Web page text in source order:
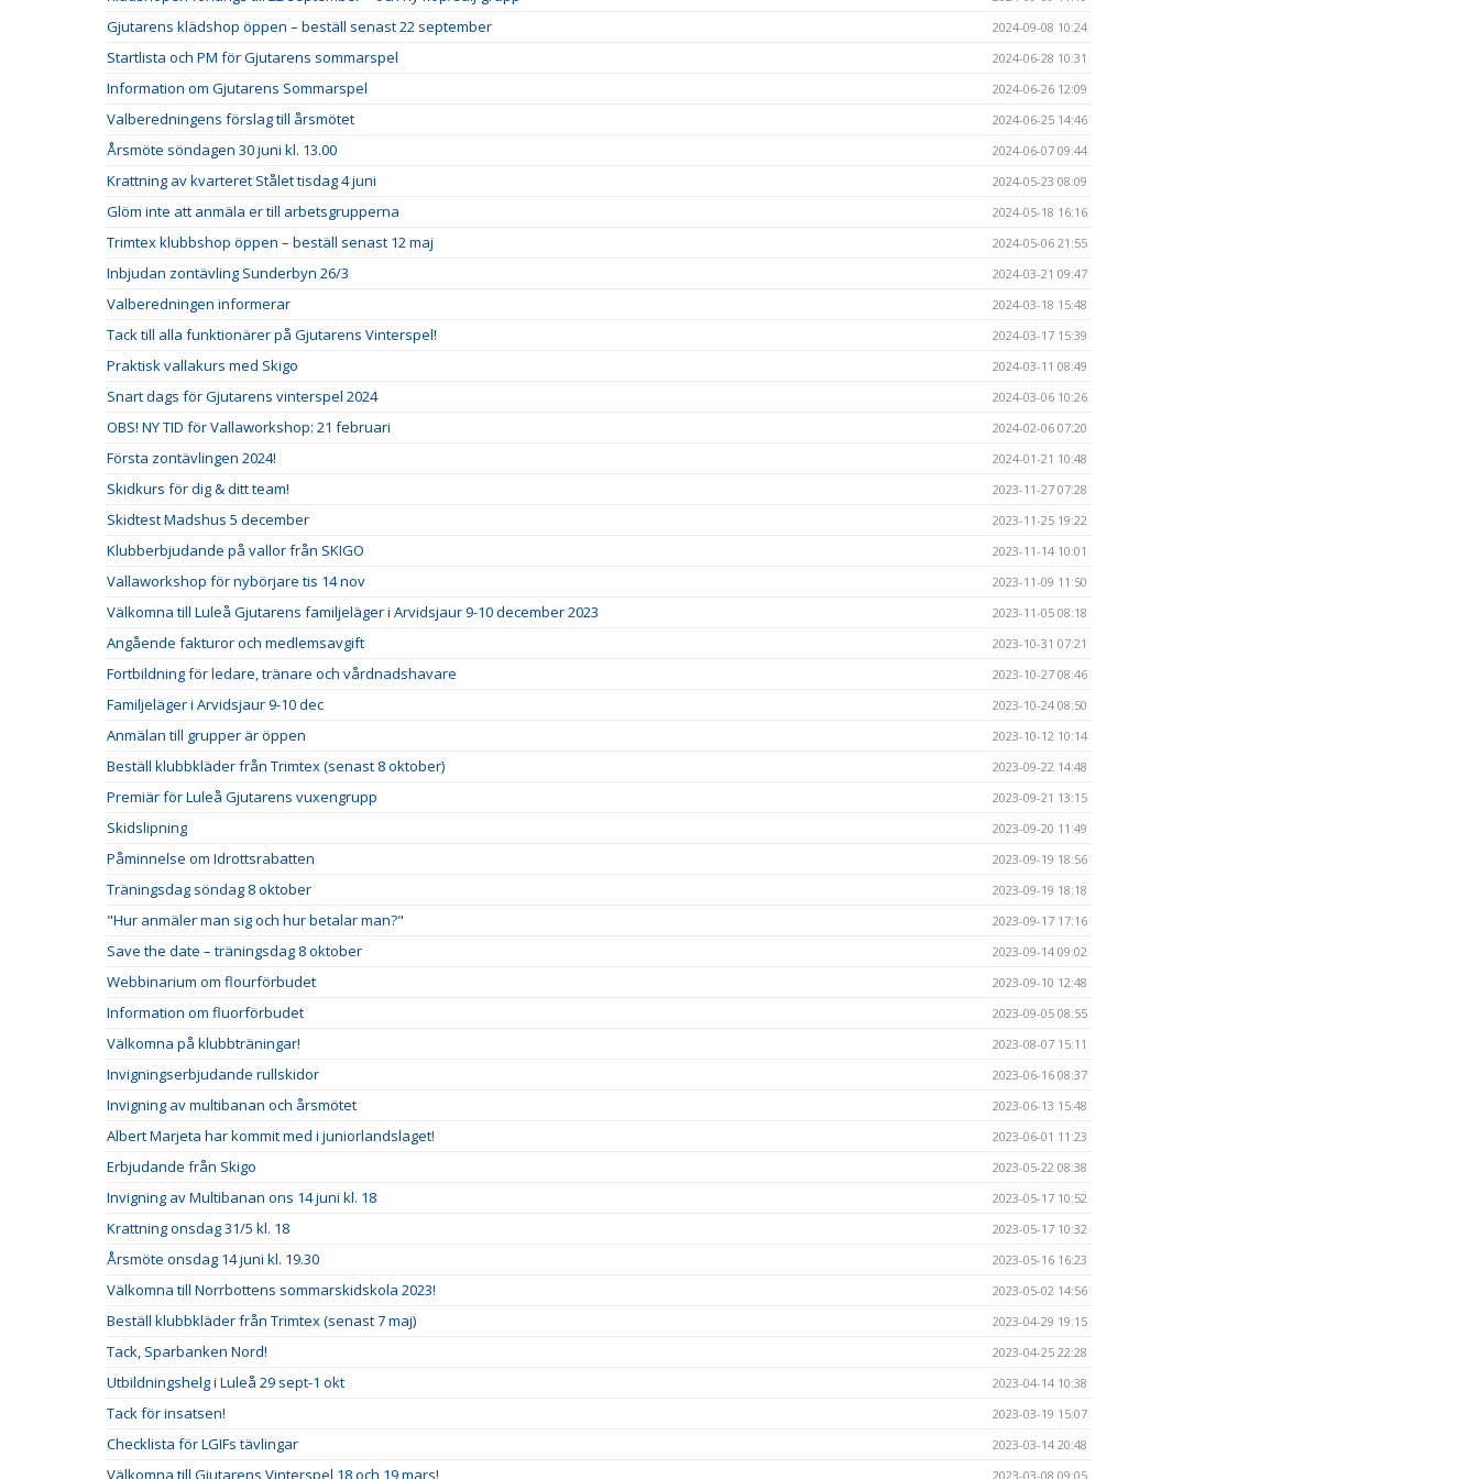
Gjutarens klädshop öppen – beställ senast 22 september 2024-09-08 10:24
Startlista och PM för Gjutarens sommarspel 2024-06-28 10:31
Information om Gjutarens Sommarspel 2024-06-26 12:09
Valberedningens förslag till årsmötet 2024-06-25 14:46
Årsmöte söndagen 30 juni kl. 13.00 2024-06-07 09:44
Krattning av kvarteret Stålet tisdag 4 juni 2024-05-23 08:09
Glöm inte att anmäla er till arbetsgrupperna 2024-05-18 16:16
Trimtex klubbshop öppen – beställ senast 12 maj 2024-05-06 21:55
Inbjudan zontävling Sunderbyn 26/3 2024-03-21 09:47
Valberedningen informerar 2024-03-18 15:48
Tack till alla funktionärer på Gjutarens Vinterspel! 2024-03-17 15:39
Praktisk vallakurs med Skigo 2024-03-11 08:49
Snart dags för Gjutarens vinterspel 2024 2024-03-06 10:26
OBS! NY TID för Vallaworkshop: 21 februari 2024-02-06 07:20
Första zontävlingen 2024! 2024-01-21 10:48
Skidkurs för dig & ditt team! 2023-11-27 07:28
Skidtest Madshus 5 december 2023-11-25 19:22
Klubberbjudande på vallor från SKIGO 2023-11-14 10:01
Vallaworkshop för nybörjare tis 14 nov 2023-11-09 11:50
Välkomna till Luleå Gjutarens familjeläger i Arvidsjaur 9-10 december 2023 2023-11-05 08:18
Angående fakturor och medlemsavgift 2023-10-31 07:21
Fortbildning för ledare, tränare och vårdnadshavare 2023-10-27 08:46
Familjeläger i Arvidsjaur 9-10 dec 2023-10-24 08:50
Anmälan till grupper är öppen 2023-10-12 10:14
Beställ klubbkläder från Trimtex (senast 8 oktober) 2023-09-22 14:48
Premiär för Luleå Gjutarens vuxengrupp 2023-09-21 13:15
Skidslipning 2023-09-20 11:49
Påminnelse om Idrottsrabatten 2023-09-19 18:56
Träningsdag söndag 8 oktober 2023-09-19 18:18
"Hur anmäler man sig och hur betalar man?" 2023-09-17 17:16
Save the date – träningsdag 8 oktober 2023-09-14 09:02
Webbinarium om flourförbudet 2023-09-10 12:48
Information om fluorförbudet 2023-09-05 08:55
Välkomna på klubbträningar! 2023-08-07 15:11
Invigningserbjudande rullskidor 2023-06-16 08:37
Invigning av multibanan och årsmötet 2023-06-13 15:48
Albert Marjeta har kommit med i juniorlandslaget! 2023-06-01 11:23
Erbjudande från Skigo 2023-05-22 08:38
Invigning av Multibanan ons 14 juni kl. 18 2023-05-17 10:52
Krattning onsdag 31/5 kl. 18 2023-05-17 10:32
Årsmöte onsdag 14 juni kl. 19.30 2023-05-16 16:23
Välkomna till Norrbottens sommarskidskola 2023! 2023-05-02 14:56
Beställ klubbkläder från Trimtex (senast 7 maj) 2023-04-29 19:15
Tack, Sparbanken Nord! 2023-04-25 22:28
Utbildningshelg i Luleå 29 sept-1 okt 2023-04-14 10:38
Tack för insatsen! 2023-03-19 15:07
Checklista för LGIFs tävlingar 2023-03-14 20:48
Välkomna till Gjutarens Vinterspel 18 och 19 mars! 2023-03-08 09:05